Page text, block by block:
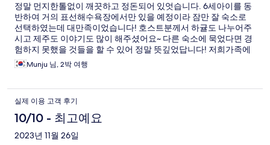
정말 먼지한톨없이 깨끗하고 정돈되어 있엇습니다. 6세아이를 동
반하여 거의 표선해수욕장에서만 있을 예정이라 잠만 잘 숙소로
선택하였는데 대만족이었습니다! 호스트분께서 하귤도 나누어주
시고 제주도 이야기도 많이 해주셨어요~ 다른 숙소에 묵었다면 경
험하지 못했을 것들을 할 수 있어 정말 뜻깊었답니다! 저희가족에
게 아주 특별한 경험을 주셔서 감사했습니다! 표선 방문하실 예정
이시면 강추합니다~~~!!!
Munju 님, 2박 여행
실제 이용 고객 후기
10/10 - 최고예요
2023년 11월 26일